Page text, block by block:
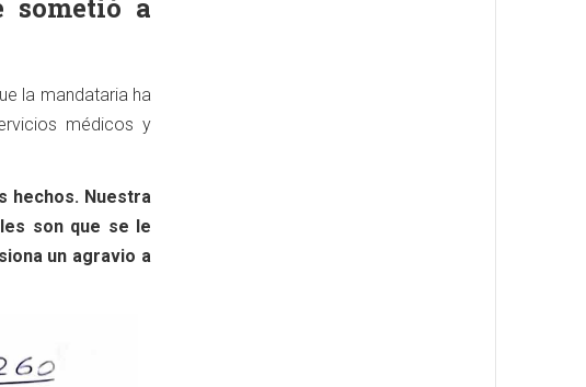
sometió a
la mandataria ha
médicos y
hechos. Nuestra
son que se le
un agravio a